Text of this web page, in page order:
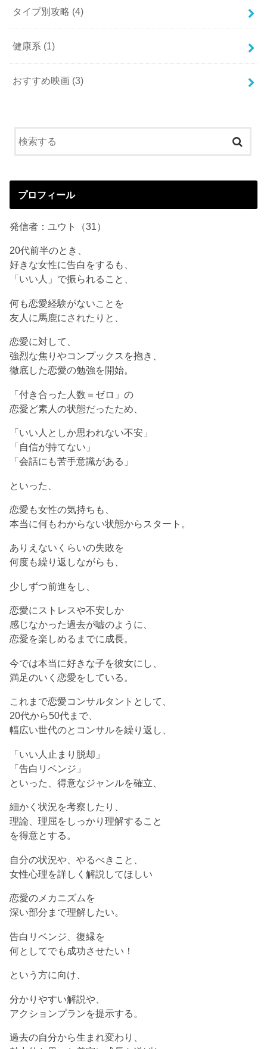
タイプ別攻略 (4)
健康系 (1)
おすすめ映画 (3)
プロフィール
発信者：ユウト（31）
20代前半のとき、
好きな女性に告白をするも、
「いい人」で振られること、
何も恋愛経験がないことを
友人に馬鹿にされたりと、
恋愛に対して、
強烈な焦りやコンプックスを抱き、
徹底した恋愛の勉強を開始。
「付き合った人数＝ゼロ」の
恋愛ど素人の状態だったため、
「いい人としか思われない不安」
「自信が持てない」
「会話にも苦手意識がある」
といった、
恋愛も女性の気持ちも、
本当に何もわからない状態からスタート。
ありえないくらいの失敗を
何度も繰り返しながらも、
少しずつ前進をし、
恋愛にストレスや不安しか
感じなかった過去が嘘のように、
恋愛を楽しめるまでに成長。
今では本当に好きな子を彼女にし、
満足のいく恋愛をしている。
これまで恋愛コンサルタントとして、
20代から50代まで、
幅広い世代のとコンサルを繰り返し、
「いい人止まり脱却」
「告白リベンジ」
といった、得意なジャンルを確立、
細かく状況を考察したり、
理論、理屈をしっかり理解すること
を得意とする。
自分の状況や、やるべきこと、
女性心理を詳しく解説してほしい
恋愛のメカニズムを
深い部分まで理解したい。
告白リベンジ、復縁を
何としてでも成功させたい！
という方に向け、
分かりやすい解説や、
アクションプランを提示する。
過去の自分から生まれ変わり、